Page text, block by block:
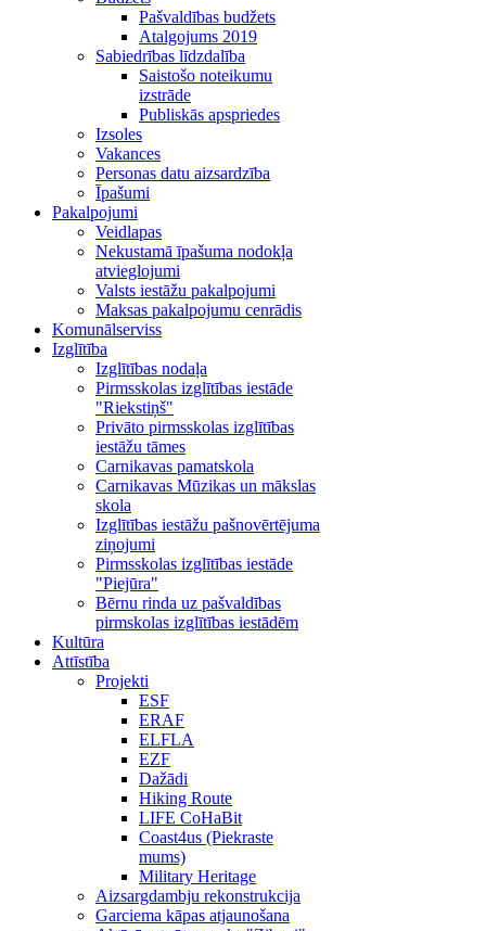
Pašvaldības budžets
Atalgojums 2019
Sabiedrības līdzdalība
Saistošo noteikumu
izstrāde
Publiskās apspriedes
Izsoles
Vakances
Personas datu aizsardzība
Īpašumi
Pakalpojumi
Veidlapas
Nekustamā īpašuma nodokļa
atvieglojumi
Valsts iestāžu pakalpojumi
Maksas pakalpojumu cenrādis
Komunālserviss
Izglītība
Izglītības nodaļa
Pirmsskolas izglītības iestāde
"Riekstiņš"
Privāto pirmsskolas izglītības
iestāžu tāmes
Carnikavas pamatskola
Carnikavas Mūzikas un mākslas
skola
Izglītības iestāžu pašnovērtējuma
ziņojumi
Pirmsskolas izglītības iestāde
"Piejūra"
Bērnu rinda uz pašvaldības
pirmskolas izglītības iestādēm
Kultūra
Attīstība
Projekti
ESF
ERAF
ELFLA
EZF
Dažādi
Hiking Route
LIFE CoHaBit
Coast4us (Piekraste
mums)
Military Heritage
Aizsargdambju rekonstrukcija
Garciema kāpas atjaunošana